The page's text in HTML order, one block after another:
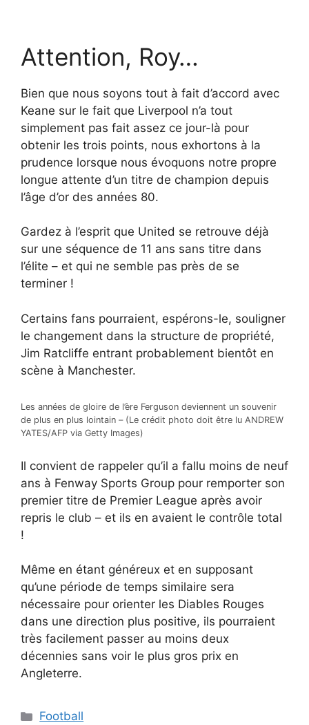
Attention, Roy…
Bien que nous soyons tout à fait d’accord avec
Keane sur le fait que Liverpool n’a tout
simplement pas fait assez ce jour-là pour
obtenir les trois points, nous exhortons à la
prudence lorsque nous évoquons notre propre
longue attente d’un titre de champion depuis
l’âge d’or des années 80.
Gardez à l’esprit que United se retrouve déjà
sur une séquence de 11 ans sans titre dans
l’élite – et qui ne semble pas près de se
terminer !
Certains fans pourraient, espérons-le, souligner
le changement dans la structure de propriété,
Jim Ratcliffe entrant probablement bientôt en
scène à Manchester.
Les années de gloire de l’ère Ferguson deviennent un souvenir
de plus en plus lointain – (Le crédit photo doit être lu ANDREW
YATES/AFP via Getty Images)
Il convient de rappeler qu’il a fallu moins de neuf
ans à Fenway Sports Group pour remporter son
premier titre de Premier League après avoir
repris le club – et ils en avaient le contrôle total
!
Même en étant généreux et en supposant
qu’une période de temps similaire sera
nécessaire pour orienter les Diables Rouges
dans une direction plus positive, ils pourraient
très facilement passer au moins deux
décennies sans voir le plus gros prix en
Angleterre.
Catégories
Football